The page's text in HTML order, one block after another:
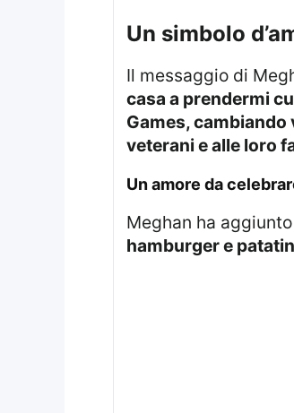
un simbolo
Il messaggio di
casa a prendermi
Games,
veterani e alle loro
un amore da
Meghan ha
hamburger e